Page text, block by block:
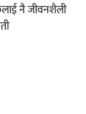
नै जीवनशैली